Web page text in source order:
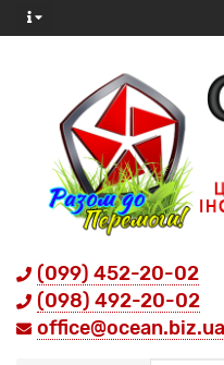
(099) 452-20-02
(098) 492-20-02
office@ocean.biz.ua